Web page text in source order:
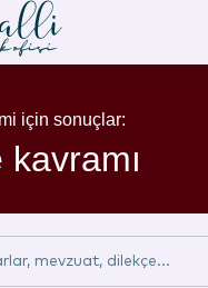
için sonuçlar:
mevzuat, dilekçe...